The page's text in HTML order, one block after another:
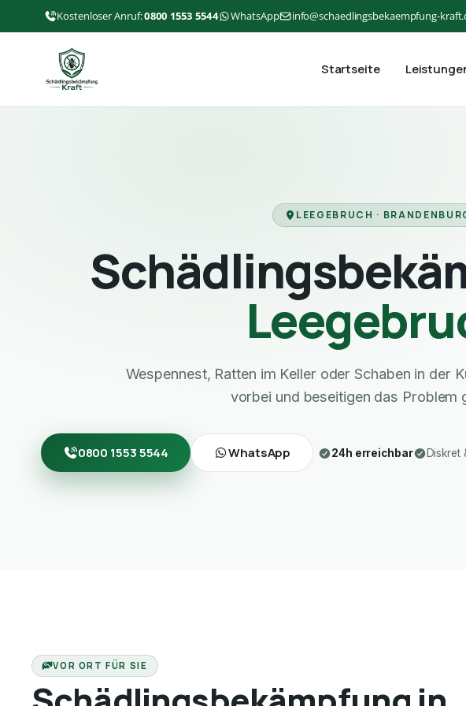
Kostenloser Anruf:0800 1553 5544 WhatsApp info@schaedlingsbekaempfung-
Startseite
LEEGEBRUCH ·
Wespennest, Ratten im Keller oder Schaben in der
vorbei und beseitigen das Problem
0800 1553 5544 WhatsApp 24h erreichbar Diskret
VOR ORT FÜR SIE